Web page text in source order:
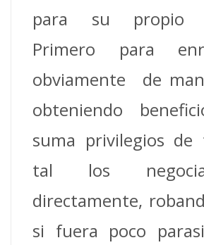
para su propio
Primero para
obviamente de
obteniendo
suma privilegios
tal los
directamente,
si fuera poco